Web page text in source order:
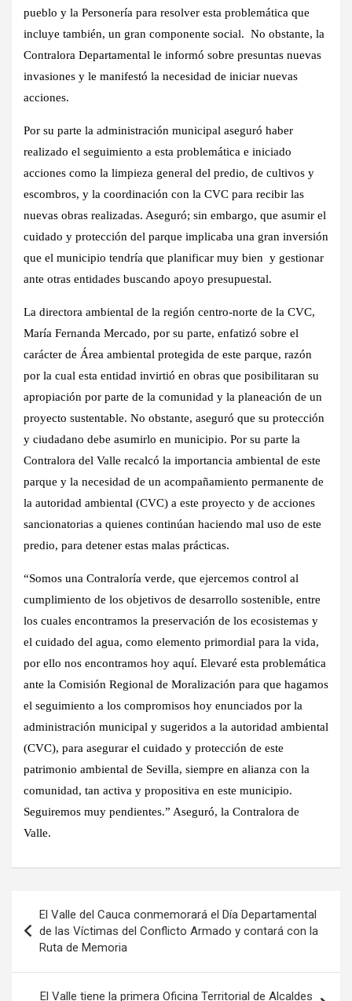
pueblo y la Personería para resolver esta problemática que
incluye también, un gran componente social. No obstante, la
Contralora Departamental le informó sobre presuntas nuevas
invasiones y le manifestó la necesidad de iniciar nuevas
acciones.
Por su parte la administración municipal aseguró haber
realizado el seguimiento a esta problemática e iniciado
acciones como la limpieza general del predio, de cultivos y
escombros, y la coordinación con la CVC para recibir las
nuevas obras realizadas. Aseguró; sin embargo, que asumir el
cuidado y protección del parque implicaba una gran inversión
que el municipio tendría que planificar muy bien y gestionar
ante otras entidades buscando apoyo presupuestal.
La directora ambiental de la región centro-norte de la CVC,
María Fernanda Mercado, por su parte, enfatizó sobre el
carácter de Área ambiental protegida de este parque, razón
por la cual esta entidad invirtió en obras que posibilitaran su
apropiación por parte de la comunidad y la planeación de un
proyecto sustentable. No obstante, aseguró que su protección
y ciudadano debe asumirlo en municipio. Por su parte la
Contralora del Valle recalcó la importancia ambiental de este
parque y la necesidad de un acompañamiento permanente de
la autoridad ambiental (CVC) a este proyecto y de acciones
sancionatorias a quienes continúan haciendo mal uso de este
predio, para detener estas malas prácticas.
“Somos una Contraloría verde, que ejercemos control al
cumplimiento de los objetivos de desarrollo sostenible, entre
los cuales encontramos la preservación de los ecosistemas y
el cuidado del agua, como elemento primordial para la vida,
por ello nos encontramos hoy aquí. Elevaré esta problemática
ante la Comisión Regional de Moralización para que hagamos
el seguimiento a los compromisos hoy enunciados por la
administración municipal y sugeridos a la autoridad ambiental
(CVC), para asegurar el cuidado y protección de este
patrimonio ambiental de Sevilla, siempre en alianza con la
comunidad, tan activa y propositiva en este municipio.
Seguiremos muy pendientes.” Aseguró, la Contralora de
Valle.
de
entradas
El Valle del Cauca conmemorará el Día Departamental
de las Víctimas del Conflicto Armado y contará con la
Ruta de Memoria
El Valle tiene la primera Oficina Territorial de Alcaldes